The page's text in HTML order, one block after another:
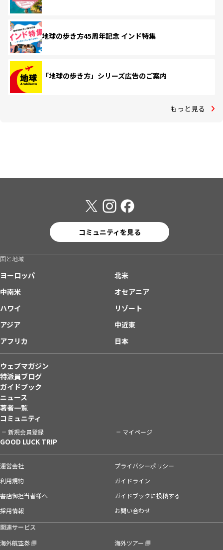
地球の歩き方45周年記念 インド特集
「地球の歩き方」シリーズ広告のご案内
もっと見る
コミュニティを見る
国と地域
ヨーロッパ
北米
中南米
オセアニア
ハワイ
リゾート
アジア
中近東
アフリカ
日本
ウェブマガジン
特派員ブログ
ガイドブック
ニュース
著者一覧
コミュニティ
新規会員登録 マイページ
GOOD LUCK TRIP
運営会社
プライバシーポリシー
利用規約
ガイドライン
書店御担当者様へ
ガイドブックに投稿する
採用情報
お問い合わせ
関連サービス
海外航空券
海外ツアー